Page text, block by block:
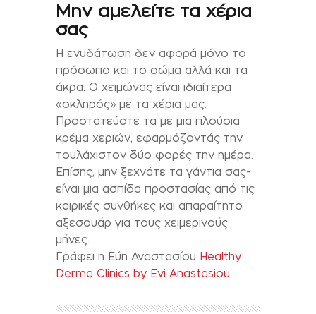
Μην αμελείτε τα χέρια
σας
Η ενυδάτωση δεν αφορά μόνο το
πρόσωπο και το σώμα αλλά και τα
άκρα. Ο χειμώνας είναι ιδιαίτερα
«σκληρός» με τα χέρια μας.
Προστατεύστε τα με μια πλούσια
κρέμα χεριών, εφαρμόζοντάς την
τουλάχιστον δύο φορές την ημέρα.
Επίσης, μην ξεχνάτε τα γάντια σας-
είναι μια ασπίδα προστασίας από τις
καιρικές συνθήκες και απαραίτητο
αξεσουάρ για τους χειμερινούς
μήνες.
Γράφει η Εύη Αναστασίου Healthy
Derma Clinics by Evi Anastasiou